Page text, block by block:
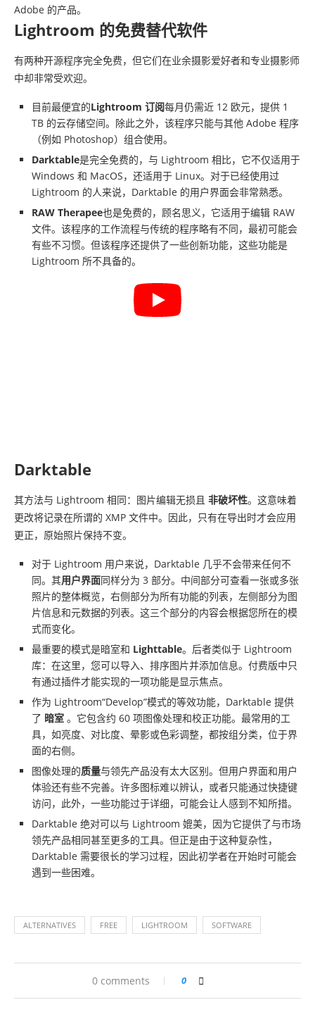
Adobe 的产品。
Lightroom 的免费替代软件
有两种开源程序完全免费，但它们在业余摄影爱好者和专业摄影师
中却非常受欢迎。
目前最便宜的Lightroom 订阅每月仍需近 12 欧元，提供 1
TB 的云存储空间。除此之外，该程序只能与其他 Adobe 程序
（例如 Photoshop）组合使用。
Darktable是完全免费的，与 Lightroom 相比，它不仅适用于
Windows 和 MacOS，还适用于 Linux。对于已经使用过
Lightroom 的人来说，Darktable 的用户界面会非常熟悉。
RAW Therapee也是免费的，顾名思义，它适用于编辑 RAW
文件。该程序的工作流程与传统的程序略有不同，最初可能会
有些不习惯。但该程序还提供了一些创新功能，这些功能是
Lightroom 所不具备的。
Darktable
其方法与 Lightroom 相同：图片编辑无损且 非破坏性。这意味着
更改将记录在所谓的 XMP 文件中。因此，只有在导出时才会应用
更正，原始照片保持不变。
对于 Lightroom 用户来说，Darktable 几乎不会带来任何不
同。其用户界面同样分为 3 部分。中间部分可查看一张或多张
照片的整体概览，右侧部分为所有功能的列表，左侧部分为图
片信息和元数据的列表。这三个部分的内容会根据您所在的模
式而变化。
最重要的模式是暗室和 Lighttable。后者类似于 Lightroom
库：在这里，您可以导入、排序图片并添加信息。付费版中只
有通过插件才能实现的一项功能是显示焦点。
作为 Lightroom“Develop”模式的等效功能，Darktable 提供
了 暗室 。它包含约 60 项图像处理和校正功能。最常用的工
具，如亮度、对比度、晕影或色彩调整，都按组分类，位于界
面的右侧。
图像处理的质量与领先产品没有太大区别。但用户界面和用户
体验还有些不完善。许多图标难以辨认，或者只能通过快捷键
访问，此外，一些功能过于详细，可能会让人感到不知所措。
Darktable 绝对可以与 Lightroom 媲美，因为它提供了与市场
领先产品相同甚至更多的工具。但正是由于这种复杂性，
Darktable 需要很长的学习过程，因此初学者在开始时可能会
遇到一些困难。
ALTERNATIVES FREE LIGHTROOM SOFTWARE
0 comments 0